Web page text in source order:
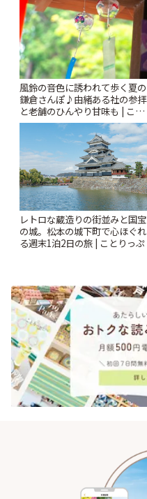
風鈴の音色に誘われて歩く夏の
鎌倉さんぽ♪由緒ある社の参拝
と老舗のひんやり甘味も | こと
りっぷ
レトロな蔵造りの街並みと国宝
の城。松本の城下町で心ほぐれ
る週末1泊2日の旅 | ことりっぷ